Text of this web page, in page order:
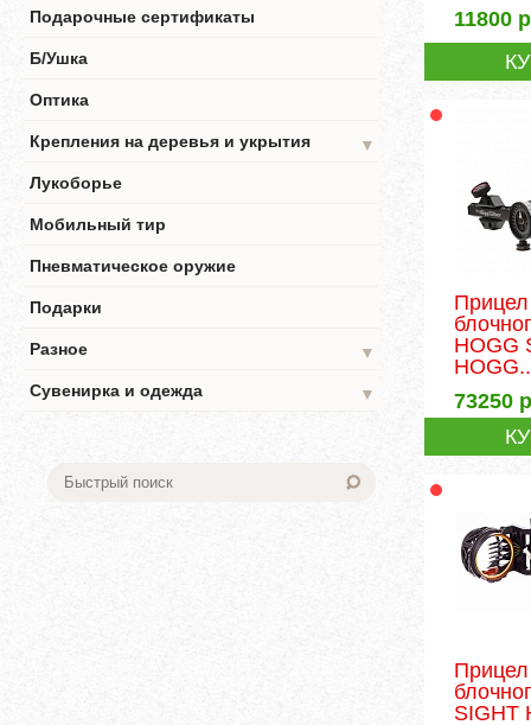
Подарочные сертификаты
Б/Ушка
Оптика
Крепления на деревья и укрытия
▼
Лукоборье
Мобильный тир
Пневматическое оружие
Подарки
Разное
▼
Сувенирка и одежда
▼
11800
HOGG
73250
SIGHT